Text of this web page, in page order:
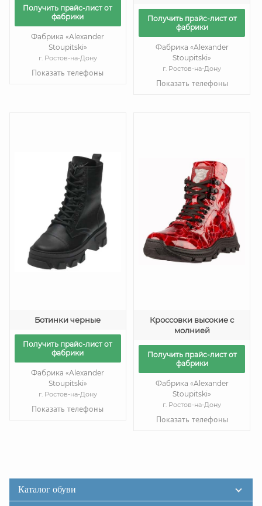
Получить прайс-лист от
фабрики
Фабрика «Alexander
Stoupitski»
г. Ростов-на-Дону
Показать телефоны
Получить прайс-лист от
фабрики
Фабрика «Alexander
Stoupitski»
г. Ростов-на-Дону
Показать телефоны
Ботинки черные
Получить прайс-лист от
фабрики
Фабрика «Alexander
Stoupitski»
г. Ростов-на-Дону
Показать телефоны
Кроссовки высокие с
молнией
Получить прайс-лист от
фабрики
Фабрика «Alexander
Stoupitski»
г. Ростов-на-Дону
Показать телефоны
Каталог обуви